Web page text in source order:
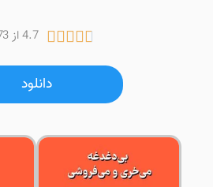
4.7 از 73 رای 
دانلود